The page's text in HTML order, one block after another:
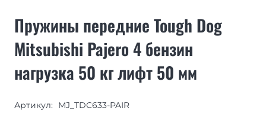
Пружины передние Tough Dog
Mitsubishi Pajero 4 бензин
нагрузка 50 кг лифт 50 мм
Артикул: MJ_TDC633-PAIR